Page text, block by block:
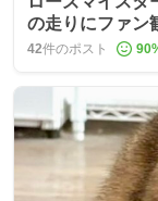
の走りにファン
42件のポスト 90